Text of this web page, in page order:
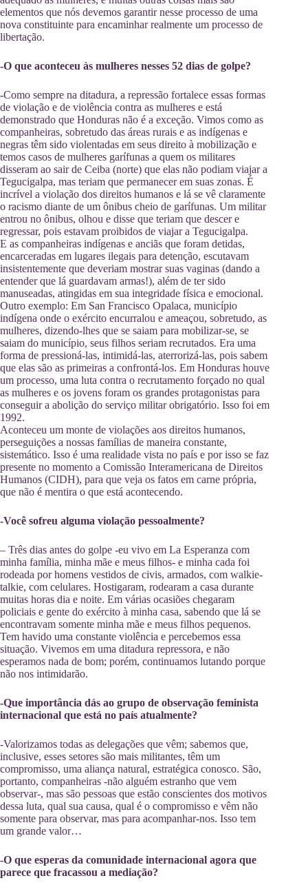
elementos que nós devemos garantir nesse processo de uma
nova constituinte para encaminhar realmente um processo de
libertação.
-O que aconteceu às mulheres nesses 52 dias de golpe?
-Como sempre na ditadura, a repressão fortalece essas formas
de violação e de violência contra as mulheres e está
demonstrado que Honduras não é a exceção. Vimos como as
companheiras, sobretudo das áreas rurais e as indígenas e
negras têm sido violentadas em seus direito à mobilização e
temos casos de mulheres garífunas a quem os militares
disseram ao sair de Ceiba (norte) que elas não podiam viajar a
Tegucigalpa, mas teriam que permanecer em suas zonas. É
incrível a violação dos direitos humanos e lá se vê claramente
o racismo diante de um ônibus cheio de garífunas. Um militar
entrou no ônibus, olhou e disse que teriam que descer e
regressar, pois estavam proibidos de viajar a Tegucigalpa.
E as companheiras indígenas e anciãs que foram detidas,
encarceradas em lugares ilegais para detenção, escutavam
insistentemente que deveriam mostrar suas vaginas (dando a
entender que lá guardavam armas!), além de ter sido
manuseadas, atingidas em sua integridade física e emocional.
Outro exemplo: Em San Francisco Opalaca, município
indígena onde o exército encurralou e ameaçou, sobretudo, as
mulheres, dizendo-lhes que se saiam para mobilizar-se, se
saiam do município, seus filhos seriam recrutados. Era uma
forma de pressioná-las, intimidá-las, aterrorizá-las, pois sabem
que elas são as primeiras a confrontá-los. Em Honduras houve
um processo, uma luta contra o recrutamento forçado no qual
as mulheres e os jovens foram os grandes protagonistas para
conseguir a abolição do serviço militar obrigatório. Isso foi em
1992.
Aconteceu um monte de violações aos direitos humanos,
perseguições a nossas famílias de maneira constante,
sistemático. Isso é uma realidade vista no país e por isso se faz
presente no momento a Comissão Interamericana de Direitos
Humanos (CIDH), para que veja os fatos em carne própria,
que não é mentira o que está acontecendo.
-Você sofreu alguma violação pessoalmente?
– Três dias antes do golpe -eu vivo em La Esperanza com
minha família, minha mãe e meus filhos- e minha cada foi
rodeada por homens vestidos de civis, armados, com walkie-
talkie, com celulares. Hostigaram, rodearam a casa durante
muitas horas dia e noite. Em várias ocasiões chegaram
policiais e gente do exército à minha casa, sabendo que lá se
encontravam somente minha mãe e meus filhos pequenos.
Tem havido uma constante violência e percebemos essa
situação. Vivemos em uma ditadura repressora, e não
esperamos nada de bom; porém, continuamos lutando porque
não nos intimidarão.
-Que importância dás ao grupo de observação feminista
internacional que está no país atualmente?
-Valorizamos todas as delegações que vêm; sabemos que,
inclusive, esses setores são mais militantes, têm um
compromisso, uma aliança natural, estratégica conosco. São,
portanto, companheiras -não alguém estranho que vem
observar-, mas são pessoas que estão conscientes dos motivos
dessa luta, qual sua causa, qual é o compromisso e vêm não
somente para observar, mas para acompanhar-nos. Isso tem
um grande valor…
-O que esperas da comunidade internacional agora que
parece que fracassou a mediação?